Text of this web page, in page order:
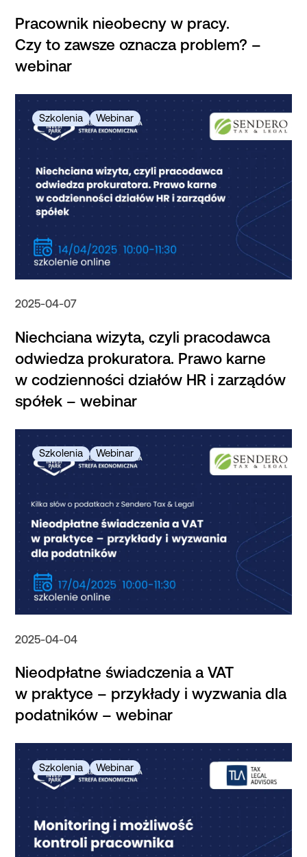
Pracownik nieobecny w pracy.
Czy to zawsze oznacza problem? –
webinar
2025-04-07
Niechciana wizyta, czyli pracodawca
odwiedza prokuratora. Prawo karne
w codzienności działów HR i zarządów
spółek – webinar
2025-04-04
Nieodpłatne świadczenia a VAT
w praktyce – przykłady i wyzwania dla
podatników – webinar